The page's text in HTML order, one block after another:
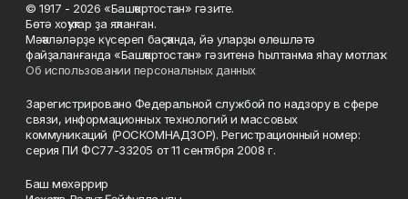
© 1917 - 2026 «Башҡортостан» гәзите.
Бөтә хоҡуҡтар ҙа яҡланған.
Мәҡәләләрҙе күсереп баҫҡанда, йә уларҙы өлөшләтә
файҙаланғанда «Башҡортостан» гәзитенә һылтанма яһау мотлаҡ.
Об использовании персональных данных
Зарегистрировано Федеральной службой по надзору в сфере
связи, информационных технологий и массовых
коммуникаций (РОСКОМНАДЗОР). Регистрационный номер:
серия ПИ ФС77-33205 от 11 сентября 2008 г.
Баш мөхәррир